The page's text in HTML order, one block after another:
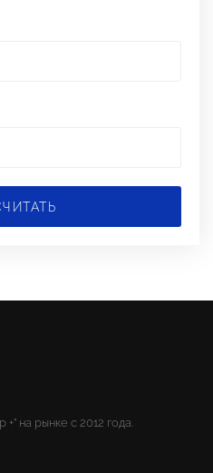
на рынке с 2012 года.